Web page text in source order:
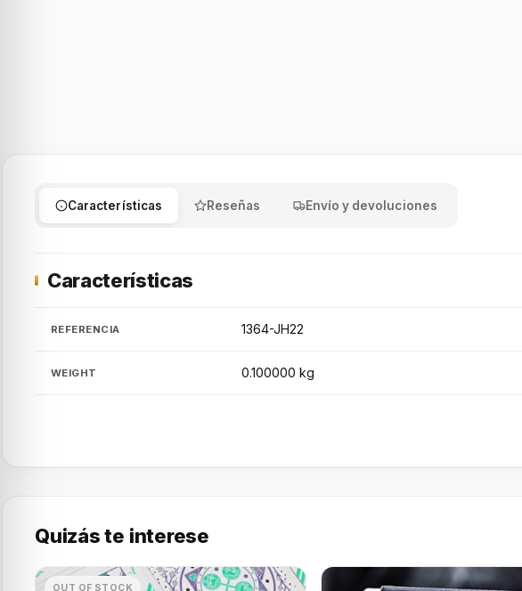
Características Reseñas Envío y devoluciones
Características
REFERENCIA 1364-JH22
WEIGHT 0.100000 kg
Quizás te interese
OUT OF STOCK